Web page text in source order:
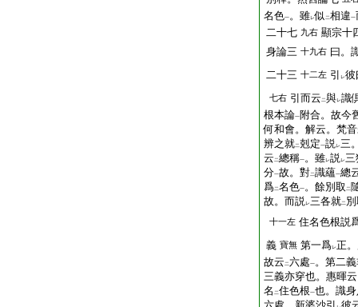
名色一。雖レ似 二相違一
二十七 九右 顯宗十
身論三 十九右 曰。
二十三 十二左 引 レ彼
七右 引而云 二與レ識
根本論一附合。故今
何和會。解云。梵
辨之就二剋定一説レ三
云 二總稱一。雖レ説レ三
分一故。對二識蘊一總
爲二名色一。餘別取 二
故。而説レ三各就二
十一左 住名色根説
義 寶無 第一爲レ正
故云 二六處一。第二
三義亦穿也。惠暉
名 二住色根一也。識